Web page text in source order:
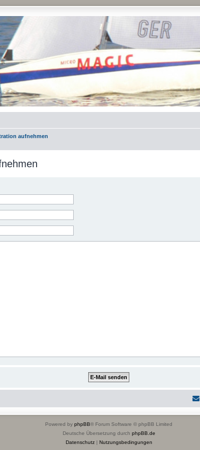
aufnehmen
Powered by phpBB® Forum Software © phpBB Limited
Deutsche Übersetzung durch phpBB.de
Datenschutz| Nutzungsbedingungen